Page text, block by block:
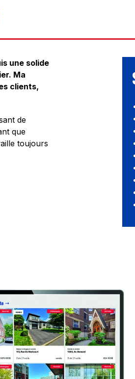
une solide
Ma
clients,
de
que
toujours